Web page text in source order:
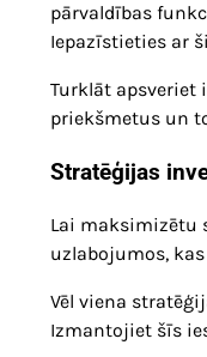
pārvaldības
Iepazīstieties ar
Turklāt apsveriet
priekšmetus un
Stratēģijas
Lai maksimizētu
uzlabojumos,
Vēl viena
Izmantojiet šīs